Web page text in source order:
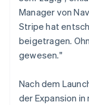
Manager von
Stripe hat
beigetragen.
gewesen."
Nach dem
der Expansion